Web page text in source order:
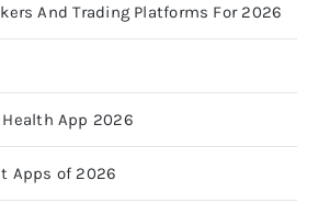
And Trading Platforms For 2026
App 2026
Apps of 2026